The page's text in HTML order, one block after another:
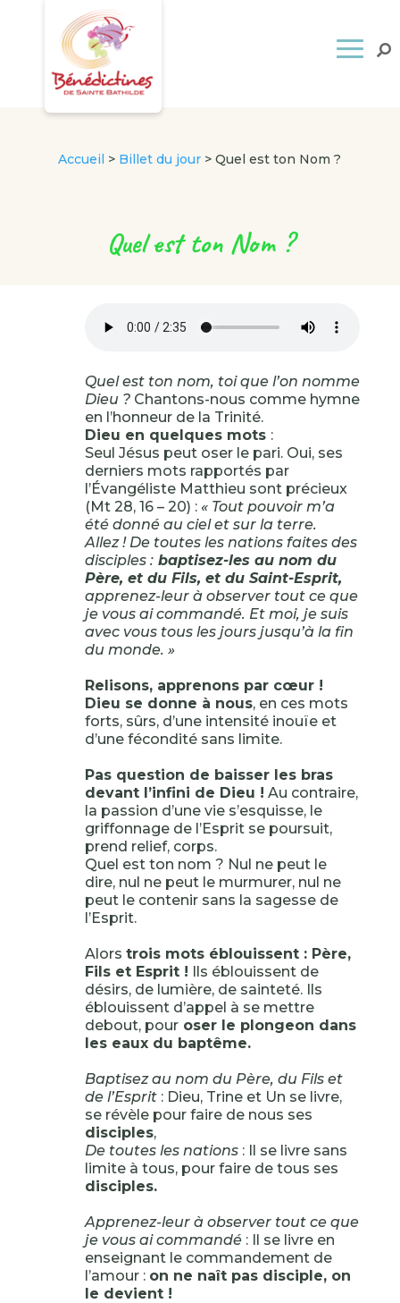
Accueil > Billet du jour >Quel est ton Nom ?
Quel est ton Nom ?
Quel est ton nom, toi que l’on nomme
Dieu ?Chantons-nous comme hymne
en l’honneur de la Trinité.
Dieu en quelques mots :
Seul Jésus peut oser le pari. Oui, ses
derniers mots rapportés par
l’Évangéliste Matthieu sont précieux
(Mt 28, 16 – 20) : « Tout pouvoir m’a
été donné au ciel et sur la terre.
Allez ! De toutes les nations faites des
disciples :baptisez-les au nom du
Père, et du Fils, et du Saint-Esprit,
apprenez-leur à observer tout ce que
je vous ai commandé. Et moi, je suis
avec vous tous les jours jusqu’à la fin
du monde. »
Relisons, apprenons par cœur !
Dieu se donne à nous, en ces mots
forts, sûrs, d’une intensité inouïe et
d’une fécondité sans limite.
Pas question de baisser les bras
devant l’infini de Dieu ! Au contraire,
la passion d’une vie s’esquisse, le
griffonnage de l’Esprit se poursuit,
prend relief, corps.
Quel est ton nom ? Nul ne peut le
dire, nul ne peut le murmurer, nul ne
peut le contenir sans la sagesse de
l’Esprit.
Alors trois mots éblouissent : Père,
Fils et Esprit ! Ils éblouissent de
désirs, de lumière, de sainteté. Ils
éblouissent d’appel à se mettre
debout, pouroser le plongeon dans
les eaux du baptême.
Baptisez au nom du Père, du Fils et
de l’Esprit: Dieu, Trine et Un se livre,
se révèle pour faire de nous ses
disciples,
De toutes les nations: Il se livre sans
limite à tous, pour faire de tous ses
disciples.
Apprenez-leur à observer tout ce que
je vous ai commandé: Il se livre en
enseignant le commandement de
l’amour : on ne naît pas disciple, on
le devient !